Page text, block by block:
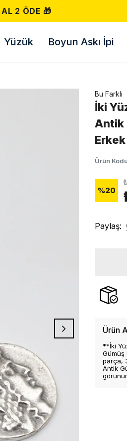
Yüzük Boyun Askı İpi
Bu Farklı
İki
Antik
Erkek
Ürün Kodu
%20
Paylaş:
Ürün
**İki
Gümüş
parça,
Antik